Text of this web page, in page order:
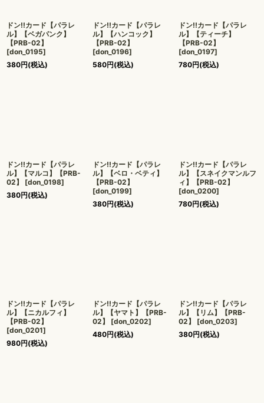
ドン!!カード【パラレ
ル】【ベガパンク】
【PRB-02】
[don_0195]
380円(税込)
ドン!!カード【パラレ
ル】【ハンコック】
【PRB-02】
[don_0196]
580円(税込)
ドン!!カード【パラレ
ル】【ティーチ】
【PRB-02】
[don_0197]
780円(税込)
ドン!!カード【パラレ
ル】【マルコ】【PRB-
02】
[don_0198]
380円(税込)
ドン!!カード【パラレ
ル】【ベロ・ベティ】
【PRB-02】
[don_0199]
380円(税込)
ドン!!カード【パラレ
ル】【スネイクマンルフ
ィ】【PRB-02】
[don_0200]
780円(税込)
ドン!!カード【パラレ
ル】【ニカルフィ】
【PRB-02】
[don_0201]
980円(税込)
ドン!!カード【パラレ
ル】【ヤマト】【PRB-
02】
[don_0202]
480円(税込)
ドン!!カード【パラレ
ル】【リム】【PRB-
02】
[don_0203]
380円(税込)